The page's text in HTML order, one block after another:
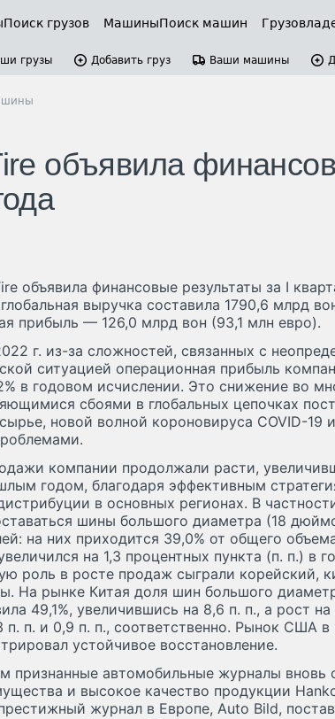
Поиск грузов МашиныПоиск машин
грузы Добавить груз Ваши машины
шины
объявила
объявила финансовые результаты за I
выручка составила 1790,6 млрд
прибыль — 126,0 млрд вон (93,1 млн евро).
г. из-за сложностей, связанных с
ситуацией операционная прибыль
в годовом исчислении. Это снижение во
сбоями в глобальных цепочках
новой волной короновируса COVID-19 и
компании продолжали расти,
годом, благодаря эффективным
в основных регионах. В
шины большого диаметра (18
на них приходится 39,0% от общего
на 1,3 процентных пункта (п. п.) в
роль в росте продаж сыграли корейский,
На рынке Китая доля шин большого
49,1%, увеличившись на 8,6 п. п., а рост
п. п. и 0,9 п. п., соответственно. Рынок США в
устойчивое восстановление.
признанные автомобильные журналы вновь
и высокое качество продукции
журнал в Европе, Auto Bild,